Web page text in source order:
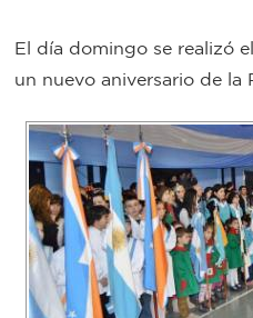
Rentas
Municipal
Mi
bondi
Boleto
Personal
El día domingo se realizó
un nuevo aniversario de la